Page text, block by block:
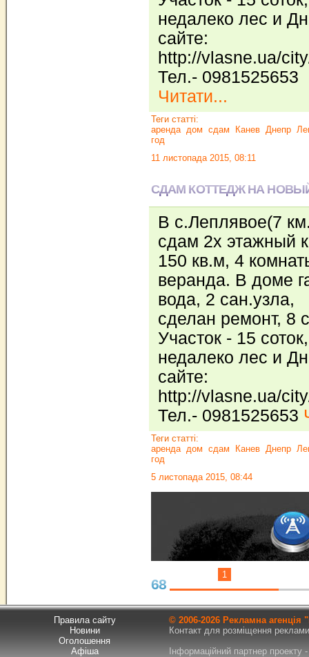
недалеко лес и
сайте:
http://vlasne.ua/
Тел.- 0981525653
Читати...
Теги статті:
аренда дом сдам Канев Днепр
год
11 листопада 2015, 08:11
СДАМ КОТТЕДЖ НА
В с.Леплявое(7
сдам 2х этажный
150 кв.м, 4
веранда. В доме
вода, 2 сан.узла,
сделан ремонт, 8
Участок - 15 соток,
недалеко лес и
сайте:
http://vlasne.ua/
Тел.- 0981525653
Теги статті:
аренда дом сдам Канев Днепр
год
5 листопада 2015, 08:44
68
1
Правила сайту
Новини
Оголошення
Афіша
© 2006-2026 Рекламна
Контакт для розміщення
Інформаційний партнер проекту